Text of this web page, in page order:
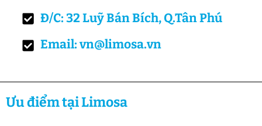
Đ/C: 32 Luỹ Bán Bích, Q.Tân Phú
Email: vn@limosa.vn
Ưu điểm tại Limosa